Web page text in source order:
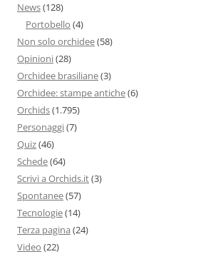
News(128)
Portobello (4)
Non solo orchidee(58)
Opinioni(28)
Orchidee brasiliane(3)
Orchidee: stampe antiche(6)
Orchids(1.795)
Personaggi(7)
Quiz(46)
Schede(64)
Scrivi a Orchids.it(3)
Spontanee(57)
Tecnologie(14)
Terza pagina (24)
Video (22)